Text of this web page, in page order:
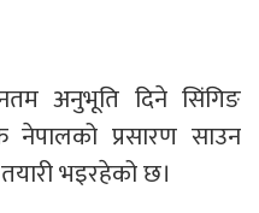
अनुभूति दिने सिंगिङ
नेपालको प्रसारण साउन
भइरहेको छ।